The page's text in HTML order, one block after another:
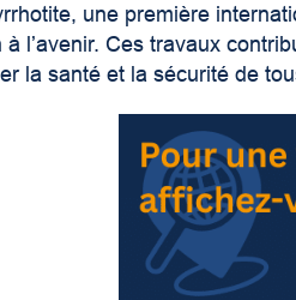
une première
à l’avenir. Ces travaux
la santé et la sécurité de